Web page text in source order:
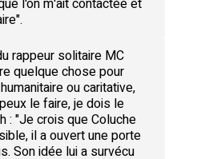
rappeur solitaire MC
quelque chose pour
ou caritative,
le faire, je dois le
: "Je crois que Coluche
il a ouvert une porte
Son idée lui a survécu